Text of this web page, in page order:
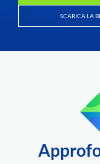
SCARICA LA